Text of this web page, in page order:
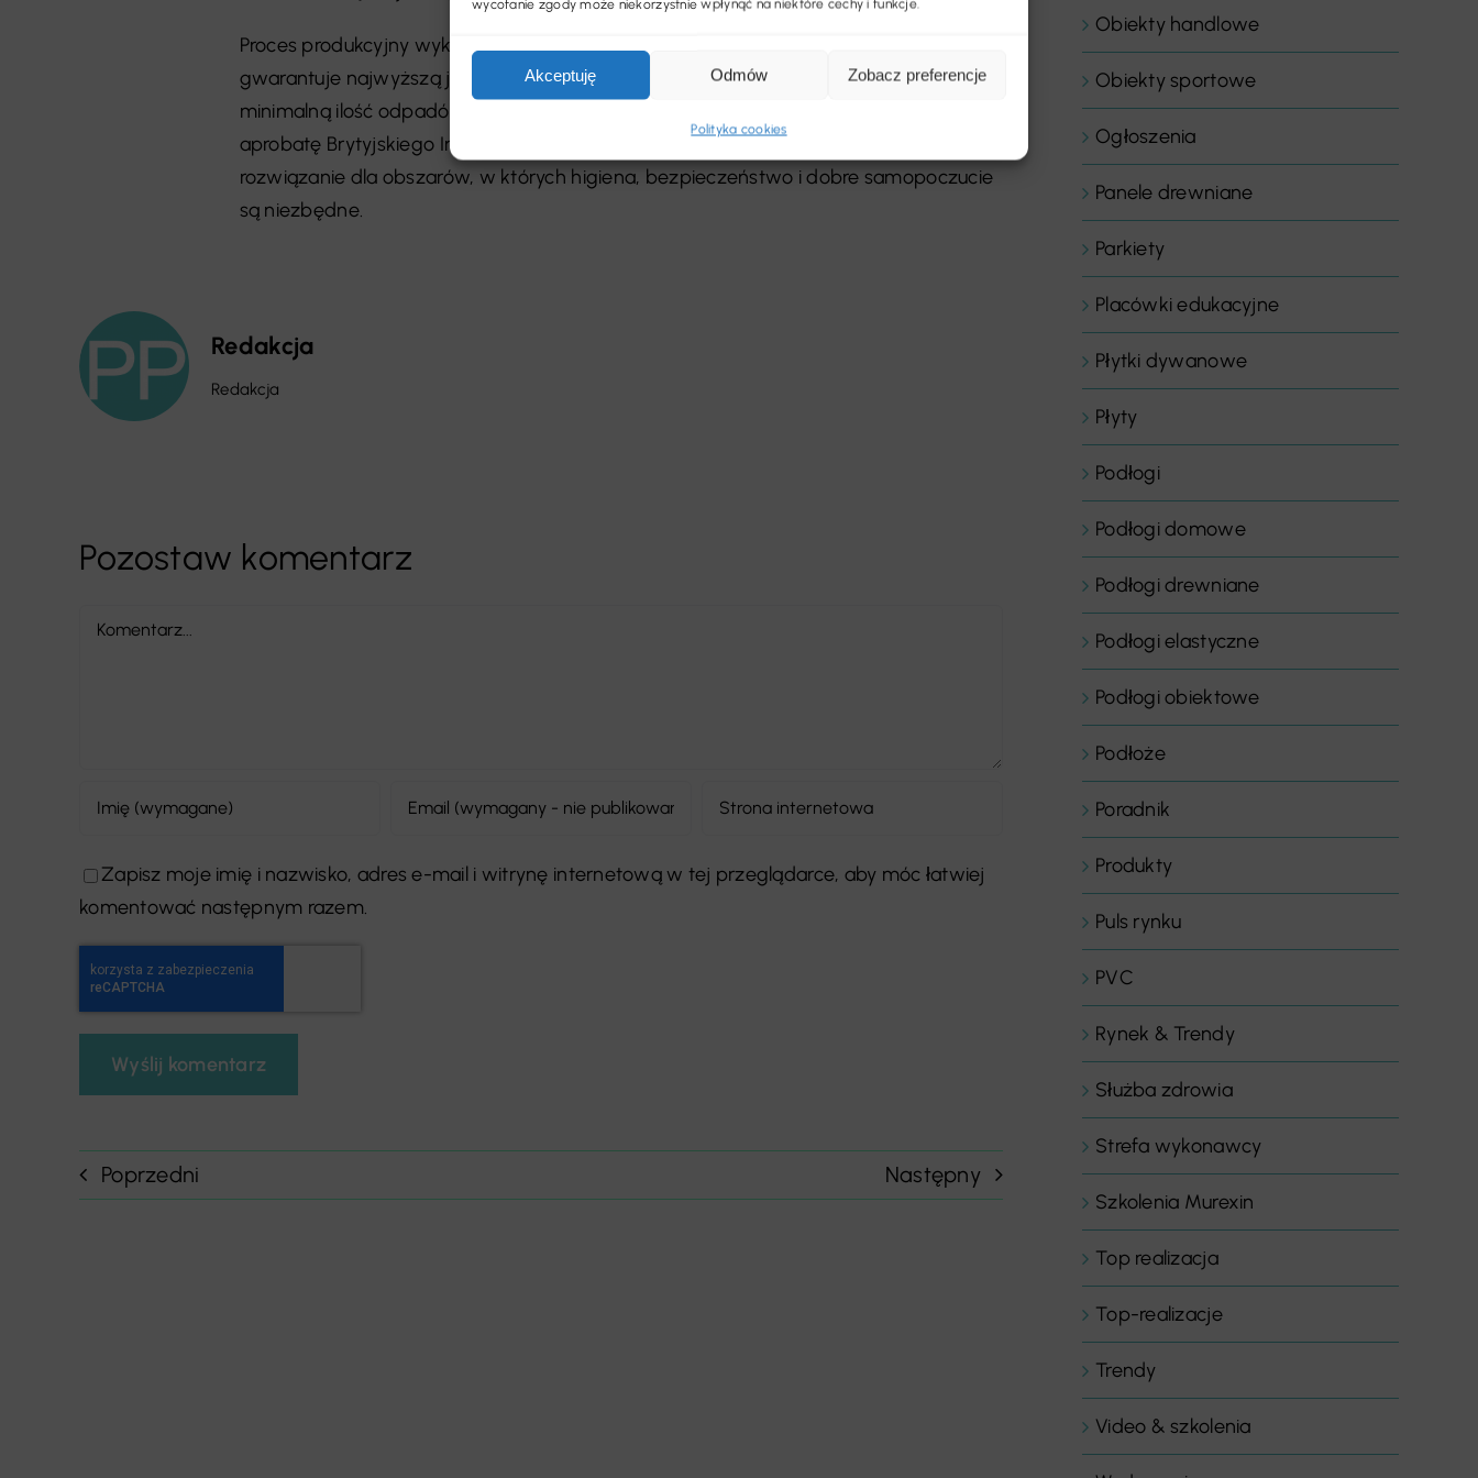
wycofanie zgody może niekorzystnie wpłynąć na niektóre cechy i funkcje.
Akceptuję Odmów Zobacz preferencje
Polityka cookies
Proces produkcyjny wykładziny Flotex, który odbywa się we Francji i Wielkiej Brytanii,
gwarantuje najwyższą jakość, produkcję wykorzystującą energię odnawialną oraz
minimalną ilość odpadów, które są poddawane recyklingowi. Wykładzina posiada
aprobatę Brytyjskiego Instytutu Alergologicznego Allergy UK, dzięki czemu jest to
rozwiązanie dla obszarów, w których higiena, bezpieczeństwo i dobre samopoczucie
są niezbędne.
Redakcja
Redakcja
Pozostaw komentarz
Comment
Zapisz moje imię i nazwisko, adres e-mail i witrynę internetową w tej przeglądarce, aby móc łatwiej
komentować następnym razem.
Poprzedni Następny
Obiekty handlowe
Obiekty sportowe
Ogłoszenia
Panele drewniane
Parkiety
Placówki edukacyjne
Płytki dywanowe
Płyty
Podłogi
Podłogi domowe
Podłogi drewniane
Podłogi elastyczne
Podłogi obiektowe
Podłoże
Poradnik
Produkty
Puls rynku
PVC
Rynek & Trendy
Służba zdrowia
Strefa wykonawcy
Szkolenia Murexin
Top realizacja
Top-realizacje
Trendy
Video & szkolenia